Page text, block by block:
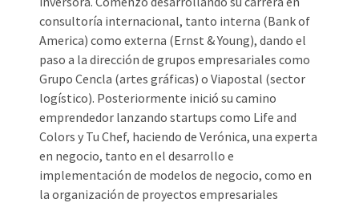
consultoría internacional, tanto interna (Bank of
America) como externa (Ernst & Young), dando el
paso a la dirección de grupos empresariales como
Grupo Cencla (artes gráficas) o Viapostal (sector
logístico). Posteriormente inició su camino
emprendedor lanzando startups como Life and
Colors y Tu Chef, haciendo de Verónica, una experta
en negocio, tanto en el desarrollo e
implementación de modelos de negocio, como en
la organización de proyectos empresariales